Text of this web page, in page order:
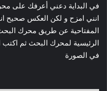
في البداية دعني أعرفك على
انني امزح و لكن العكس صحيح
المفتاحية عن طريق محرك
الرئيسية لمحرك البحث ثم اكتب
في الصورة